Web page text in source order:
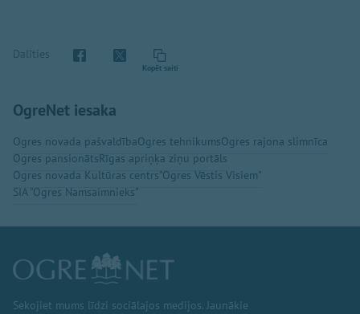
Dalīties
Kopēt saiti
OgreNet iesaka
Ogres novada pašvaldībaOgres tehnikumsOgres rajona slimnīca
Ogres pansionātsRīgas apriņķa ziņu portāls
Ogres novada Kultūras centrs"Ogres Vēstis Visiem"
SIA "Ogres Namsaimnieks"
Sekojiet mums līdzi sociālajos medijos. Jaunākie